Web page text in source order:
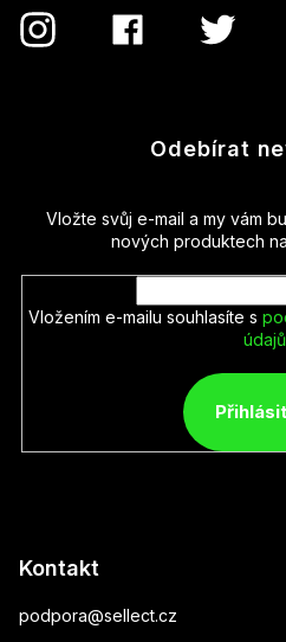
Odebírat
Vložte svůj e-mail a my vám
nových produktech
Vložením e-mailu souhlasíte s
údajů
Kontakt
podpora@sellect.cz